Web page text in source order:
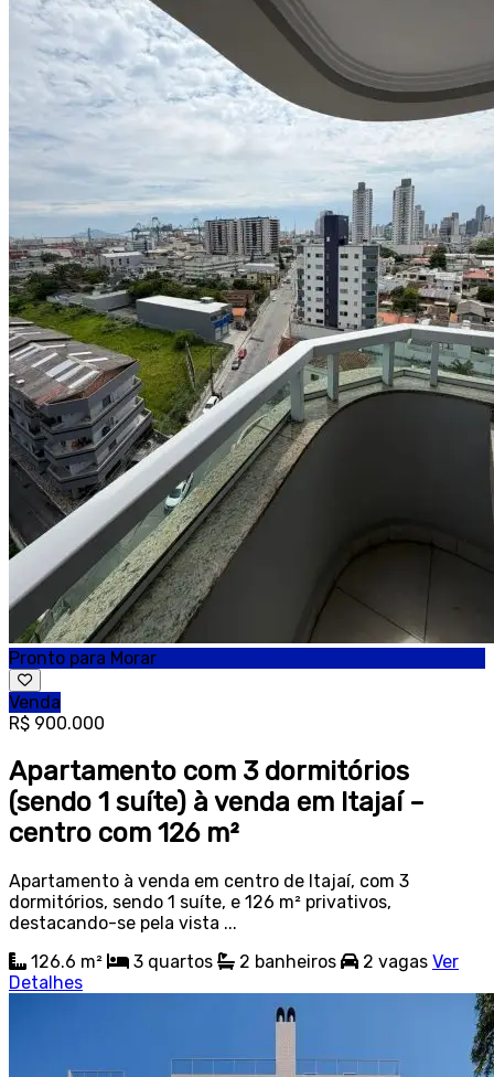
Pronto para Morar
Venda
R$ 900.000
Apartamento com 3 dormitórios
(sendo 1 suíte) à venda em Itajaí –
centro com 126 m²
Apartamento à venda em centro de Itajaí, com 3
dormitórios, sendo 1 suíte, e 126 m² privativos,
destacando-se pela vista ...
126.6 m²
3 quartos 2 banheiros 2 vagas Ver
Detalhes